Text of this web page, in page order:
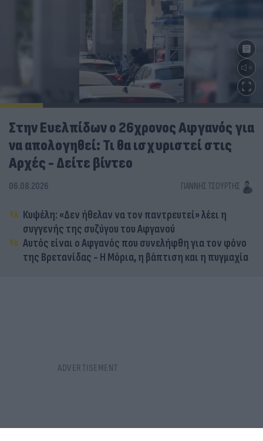
Στην Ευελπίδων ο 26χρονος Αφγανός για
να απολογηθεί: Τι θα ισχυριστεί στις
Αρχές - Δείτε βίντεο
06.08.2026 ΓΙΆΝΝΗΣ ΤΣΟΎΡΤΗΣ
Κυψέλη: «Δεν ήθελαν να τον παντρευτεί» λέει η
συγγενής της συζύγου του Αφγανού
Αυτός είναι ο Αφγανός που συνελήφθη για τον φόνο
της Βρετανίδας - Η Μόρια, η βάπτιση και η πυγμαχία